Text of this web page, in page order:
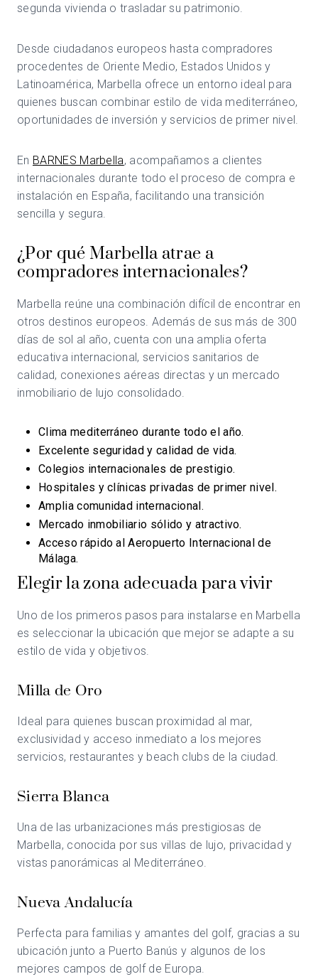
segunda vivienda o trasladar su patrimonio.
Desde ciudadanos europeos hasta compradores
procedentes de Oriente Medio, Estados Unidos y
Latinoamérica, Marbella ofrece un entorno ideal para
quienes buscan combinar estilo de vida mediterráneo,
oportunidades de inversión y servicios de primer nivel.
En BARNES Marbella, acompañamos a clientes
internacionales durante todo el proceso de compra e
instalación en España, facilitando una transición
sencilla y segura.
¿Por qué Marbella atrae a
compradores internacionales?
Marbella reúne una combinación difícil de encontrar en
otros destinos europeos. Además de sus más de 300
días de sol al año, cuenta con una amplia oferta
educativa internacional, servicios sanitarios de
calidad, conexiones aéreas directas y un mercado
inmobiliario de lujo consolidado.
Clima mediterráneo durante todo el año.
Excelente seguridad y calidad de vida.
Colegios internacionales de prestigio.
Hospitales y clínicas privadas de primer nivel.
Amplia comunidad internacional.
Mercado inmobiliario sólido y atractivo.
Acceso rápido al Aeropuerto Internacional de
Málaga.
Elegir la zona adecuada para vivir
Uno de los primeros pasos para instalarse en Marbella
es seleccionar la ubicación que mejor se adapte a su
estilo de vida y objetivos.
Milla de Oro
Ideal para quienes buscan proximidad al mar,
exclusividad y acceso inmediato a los mejores
servicios, restaurantes y beach clubs de la ciudad.
Sierra Blanca
Una de las urbanizaciones más prestigiosas de
Marbella, conocida por sus villas de lujo, privacidad y
vistas panorámicas al Mediterráneo.
Nueva Andalucía
Perfecta para familias y amantes del golf, gracias a su
ubicación junto a Puerto Banús y algunos de los
mejores campos de golf de Europa.